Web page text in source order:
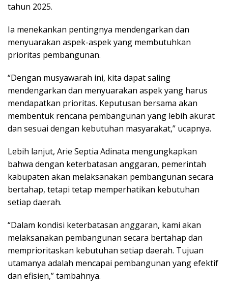
tahun 2025.
Ia menekankan pentingnya mendengarkan dan
menyuarakan aspek-aspek yang membutuhkan
prioritas pembangunan.
“Dengan musyawarah ini, kita dapat saling
mendengarkan dan menyuarakan aspek yang harus
mendapatkan prioritas. Keputusan bersama akan
membentuk rencana pembangunan yang lebih akurat
dan sesuai dengan kebutuhan masyarakat,” ucapnya.
Lebih lanjut, Arie Septia Adinata mengungkapkan
bahwa dengan keterbatasan anggaran, pemerintah
kabupaten akan melaksanakan pembangunan secara
bertahap, tetapi tetap memperhatikan kebutuhan
setiap daerah.
“Dalam kondisi keterbatasan anggaran, kami akan
melaksanakan pembangunan secara bertahap dan
memprioritaskan kebutuhan setiap daerah. Tujuan
utamanya adalah mencapai pembangunan yang efektif
dan efisien,” tambahnya.